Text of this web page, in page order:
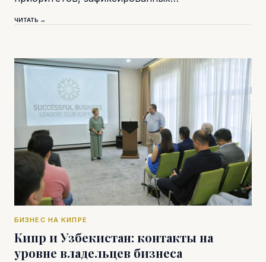
ЧИТАТЬ →
БИЗНЕС НА КИПРЕ
Кипр и Узбекистан: контакты на
уровне владельцев бизнеса